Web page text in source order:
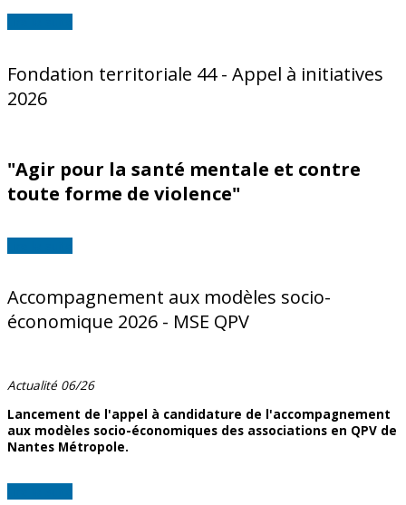
Fondation territoriale 44 - Appel à initiatives
2026
"Agir pour la santé mentale et contre
toute forme de violence"
Accompagnement aux modèles socio-
économique 2026 - MSE QPV
Actualité 06/26
Lancement de l'appel à candidature de l'accompagnement
aux modèles socio-économiques des associations en QPV de
Nantes Métropole.